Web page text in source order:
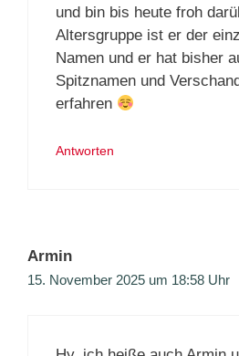
und bin bis heute froh
Altersgruppe ist er der
Namen und er hat bisher
Spitznamen und
erfahren
Antworten
Armin
15. November 2025 um 18:58 Uhr